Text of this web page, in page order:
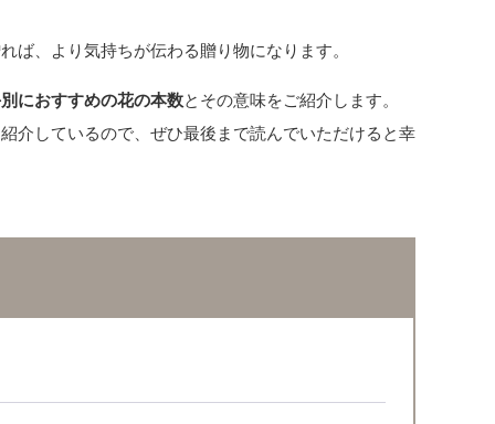
、より気持ちが伝わる贈り物になります。
におすすめの花の本数とその意味をご紹介します。
介しているので、ぜひ最後まで読んでいただけると幸